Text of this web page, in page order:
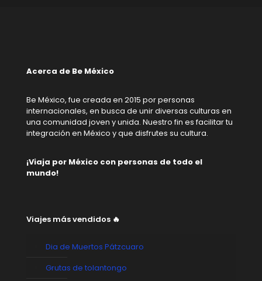
Acerca de Be México
Be México, fue creada en 2015 por personas
internacionales, en busca de unir diversas culturas en
una comunidad joven y unida. Nuestro fin es facilitar tu
integración en México y que disfrutes su cultura.
¡Viaja por México con personas de todo el
mundo!
Viajes más vendidos 🔥
Dia de Muertos Pátzcuaro
Grutas de tolantongo